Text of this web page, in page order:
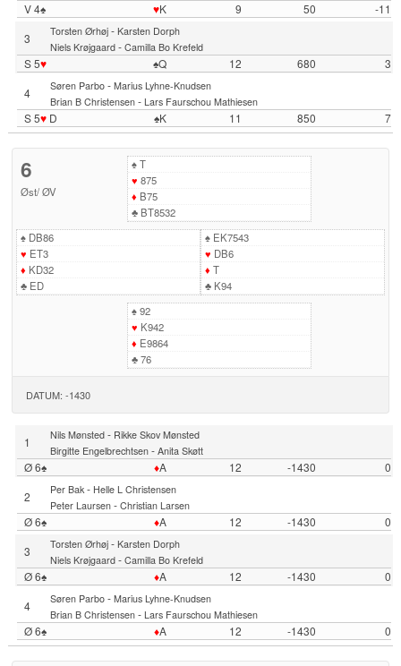
V 4♠ ♥K 9 50
-11
3
Torsten Ørhøj- Karsten Dorph
Niels Krøjgaard- Camilla Bo Krefeld
S 5♥ ♠Q 12 680
3
4
Søren Parbo- Marius Lyhne-Knudsen
Brian B Christensen- Lars Faurschou Mathiesen
S 5♥D ♠K 11 850 7
6
Øst/ØV
♠T
♥ 875
♦ B75
♣BT8532
♠DB86
♥ ET3
♦ KD32
♣ED
♠EK7543
♥ DB6
♦ T
♣K94
♠92
♥ K942
♦ E9864
♣76
DATUM: -1430
1 Nils Mønsted- Rikke Skov Mønsted
Birgitte Engelbrechtsen- Anita Skøtt
Ø 6♠ ♦A 12 -1430
0
2
Per Bak- Helle L Christensen
Peter Laursen- Christian Larsen
Ø 6♠ ♦A 12 -1430
0
3
Torsten Ørhøj- Karsten Dorph
Niels Krøjgaard- Camilla Bo Krefeld
Ø 6♠ ♦A 12 -1430
0
4
Søren Parbo- Marius Lyhne-Knudsen
Brian B Christensen- Lars Faurschou Mathiesen
Ø 6♠ ♦A 12 -1430 0